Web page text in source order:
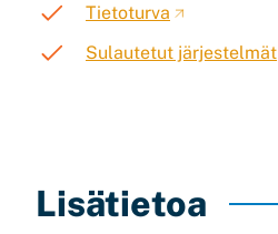
Tietoturva
Sulautetut järjestelmät
Lisätietoa